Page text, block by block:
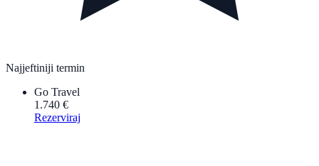
Najjeftiniji termin
Go Travel
1.740 €
Rezerviraj